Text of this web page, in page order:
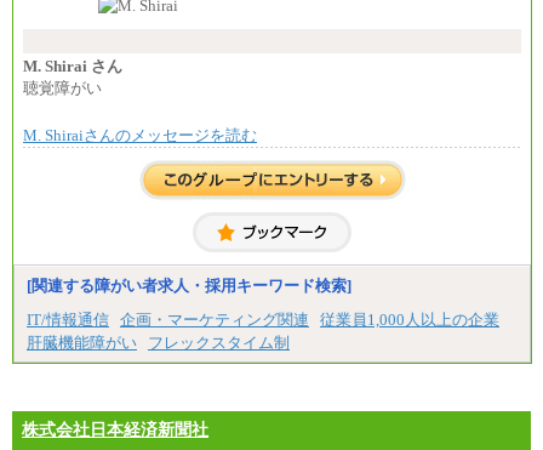
い職責を担う方については、さらに高い金額を個別
※上記に加え、所定労働時間外に勤務をした場
※試用期間中も給与に変更はございません。
＜募集各社・全職種共通＞
月給21万円以上～
※試用期間中の給与に変更はありません。
ます。
M. Shirai さん
聴覚障がい
M. Shiraiさんのメッセージを読む
[関連する障がい者求人・採用キーワード検索]
IT/情報通信 企画・マーケティング関連
従業員1,000人以上の企業
肝臓機能障がい
フレックスタイム制
株式会社日本経済新聞社